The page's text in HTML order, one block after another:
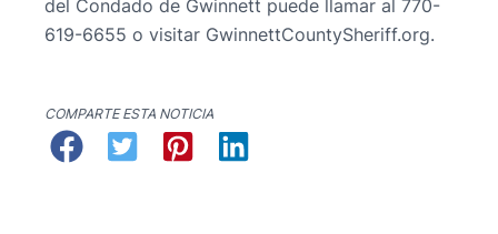
del Condado de Gwinnett puede llamar al 770-
619-6655 o visitar GwinnettCountySheriff.org.
COMPARTE ESTA NOTICIA